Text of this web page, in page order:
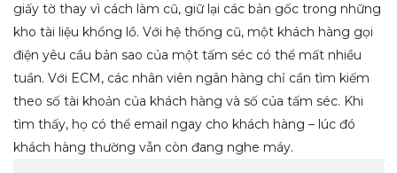
giấy tờ thay vì cách làm cũ, giữ lại các bản gốc trong những
kho tài liệu khổng lồ. Với hệ thống cũ, một khách hàng gọi
điện yêu cầu bản sao của một tấm séc có thể mất nhiều
tuần. Với ECM, các nhân viên ngân hàng chỉ cần tìm kiếm
theo số tài khoản của khách hàng và số của tấm séc. Khi
tìm thấy, họ có thể email ngay cho khách hàng – lúc đó
khách hàng thường vẫn còn đang nghe máy.